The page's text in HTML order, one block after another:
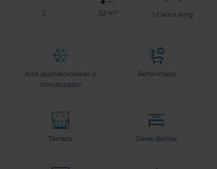
2 32 m² 1 Cama king
Aire acondicionado o
climatizador
Reformado
Terraza Sleep Better